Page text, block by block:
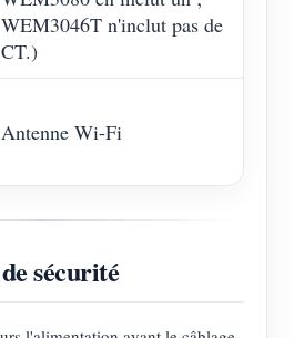
WEM3046T n'inclut pas de
CT.)
Antenne Wi-Fi
sécurité